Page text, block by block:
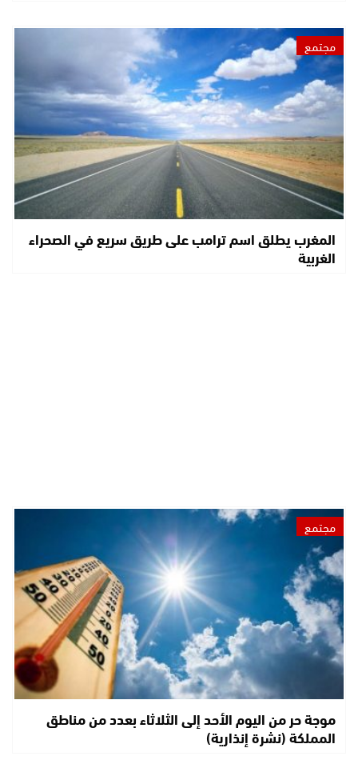
مجتمع
المغرب يطلق اسم ترامب على طريق سريع في الصحراء
الغربية
مجتمع
موجة حر من اليوم الأحد إلى الثلاثاء بعدد من مناطق
المملكة (نشرة إنذارية)